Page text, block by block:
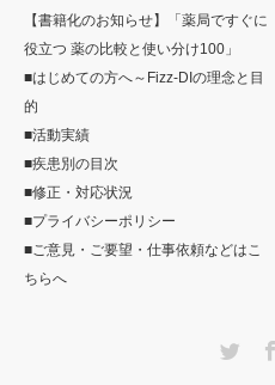
【書籍化のお知らせ】「薬局ですぐに
役立つ 薬の比較と使い分け100」
■はじめての方へ～Fizz-DIの理念と目
的
■活動実績
■疾患別の目次
■修正・対応状況
■プライバシーポリシー
■ご意見・ご要望・仕事依頼などはこ
ちらへ
Instagram